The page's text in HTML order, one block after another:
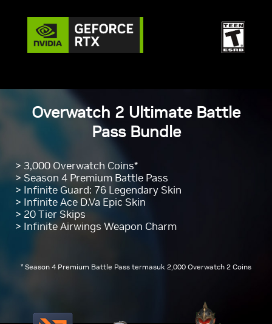
Overwatch 2 Ultimate Battle
Pass Bundle
> 3,000 Overwatch Coins*
> Season 4 Premium Battle Pass
> Infinite Guard: 76 Legendary Skin
> Infinite Ace D.Va Epic Skin
> 20 Tier Skips
> Infinite Airwings Weapon Charm
* Season 4 Premium Battle Pass termasuk 2,000 Overwatch 2 Coins